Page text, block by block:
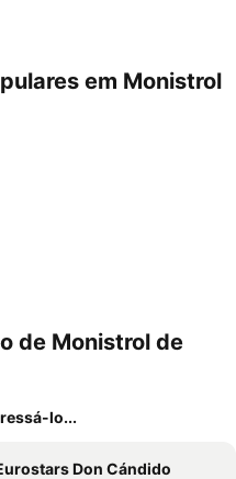
em Monistrol
de Monistrol de
lo...
Don Cándido